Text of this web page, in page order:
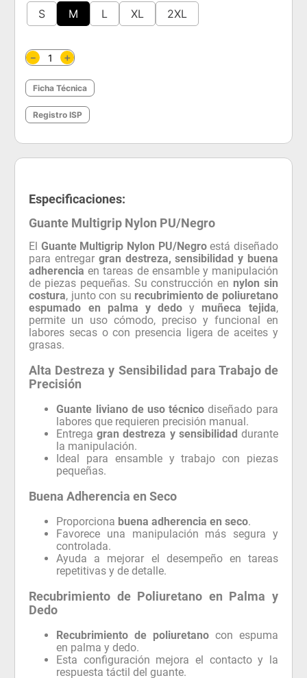
S M L XL 2XL
＋
－
Ficha Técnica
Registro ISP
Especificaciones:
Guante Multigrip Nylon PU/Negro
El Guante Multigrip Nylon PU/Negroestá diseñado
para entregar gran destreza, sensibilidad y buena
adherencia en tareas de ensamble y manipulación
de piezas pequeñas. Su construcción en nylon sin
costura, junto con su recubrimiento de poliuretano
espumado en palma y dedo y muñeca tejida,
permite un uso cómodo, preciso y funcional en
labores secas o con presencia ligera de aceites y
grasas.
Alta Destreza y Sensibilidad para Trabajo de
Precisión
Guante liviano de uso técnico diseñado para
labores que requieren precisión manual.
Entregagran destreza y sensibilidad durante
la manipulación.
Ideal para ensamble y trabajo con piezas
pequeñas.
Buena Adherencia en Seco
Proporciona buena adherencia en seco.
Favorece una manipulación más segura y
controlada.
Ayuda a mejorar el desempeño en tareas
repetitivas y de detalle.
Recubrimiento de Poliuretano en Palma y
Dedo
Recubrimiento de poliuretano con espuma
en palma y dedo.
Esta configuración mejora el contacto y la
respuesta táctil del guante.